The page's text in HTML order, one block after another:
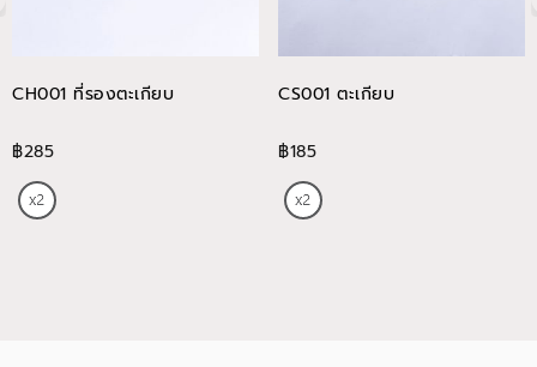
CH001 ที่รองตะเกียบ
฿285
CS001 ตะเกียบ
฿185